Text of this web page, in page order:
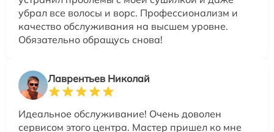
убрал все волосы и ворс. Профессионализм и
качество обслуживания на высшем уровне.
Обязательно обращусь снова!
Лаврентьев Николай
Идеальное обслуживание! Очень доволен
сервисом этого центра. Мастер пришел ко мне